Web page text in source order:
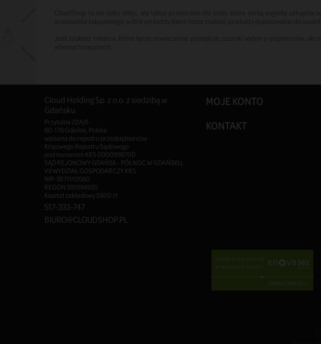
Cloud Holding Sp. z o.o. z siedzibą w
Gdańsku
Przytulna 22A/5
80-176 Gdańsk, Polska
wpisana do rejestru przedsiębiorców
Krajowego Rejestru Sądowego
pod numerem KRS 0000998700
SĄD REJONOWY GDAŃSK - PÓŁNOC W GDAŃSKU,
VII WYDZIAŁ GOSPODARCZY KRS
NIP: 9571110560
REGON 381694935
Kapitał zakładowy 5600 zł
517-333-747
BIURO@CLOUDSHOP.PL
MOJE KONTO
KONTAKT